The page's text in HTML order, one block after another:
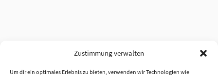
Zustimmung verwalten
Um dir ein optimales Erlebnis zu bieten, verwenden wir Technologien wie